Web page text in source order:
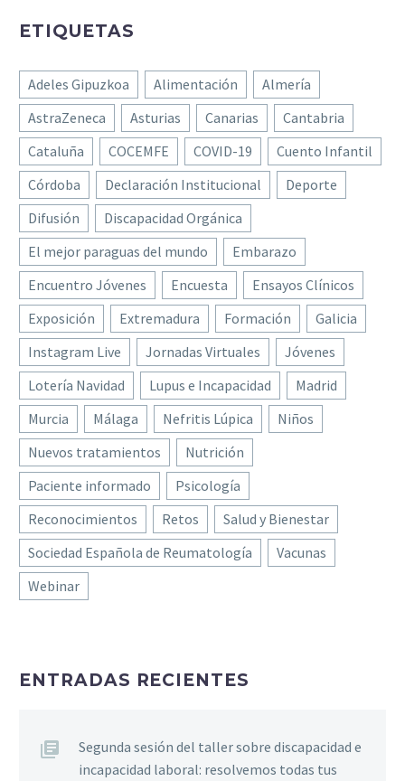
ETIQUETAS
Adeles Gipuzkoa Alimentación
Almería
AstraZeneca
Asturias Canarias
Cantabria
Cataluña
COCEMFE COVID-19
Cuento Infantil
Córdoba
Declaración Institucional
Deporte
Difusión
Discapacidad Orgánica
El mejor paraguas del mundo
Embarazo
Encuentro Jóvenes
Encuesta
Ensayos Clínicos
Exposición
Extremadura Formación
Galicia
Instagram Live
Jornadas Virtuales
Jóvenes
Lotería Navidad
Lupus e Incapacidad
Madrid
Murcia
Málaga Nefritis Lúpica
Niños
Nuevos tratamientos
Nutrición
Paciente informado
Psicología
Reconocimientos
Retos
Salud y Bienestar
Sociedad Española de Reumatología
Vacunas
Webinar
ENTRADAS RECIENTES
Segunda sesión del taller sobre discapacidad e
incapacidad laboral: resolvemos todas tus